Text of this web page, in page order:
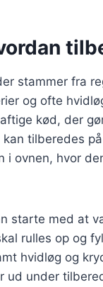
stammer fra
og ofte
kød, der
tilberedes
i ovnen, hvor
starte med at
rulles op og
hvidløg og
under